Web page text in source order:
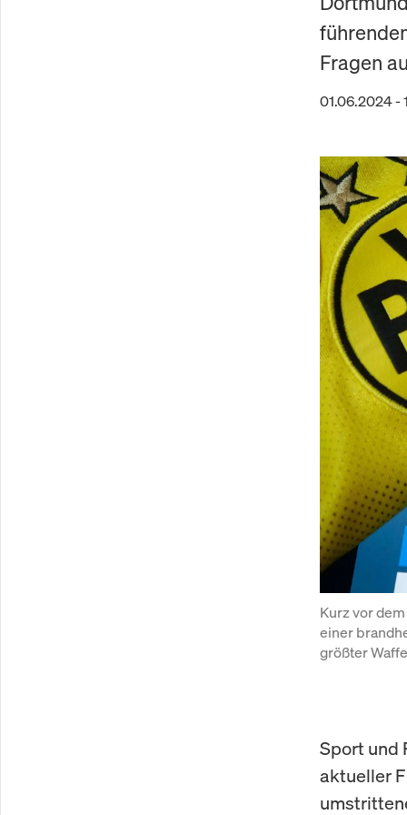
Fragen
01.06.2024 -
Kurz vor
einer
größter
Sport und
aktueller